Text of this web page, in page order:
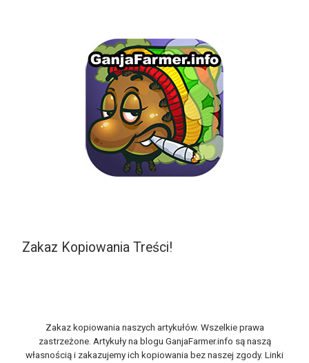
Zakaz Kopiowania Treści!
Zakaz kopiowania naszych artykułów. Wszelkie prawa
zastrzeżone. Artykuły na blogu GanjaFarmer.info są naszą
własnością i zakazujemy ich kopiowania bez naszej zgody. Linki